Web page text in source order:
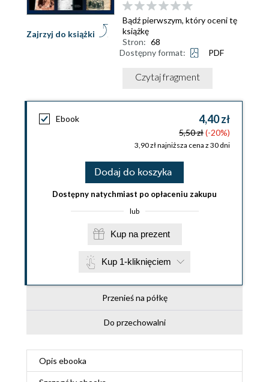
Zajrzyj do książki
Bądź pierwszym, który oceni tę
książkę
Stron: 68
Dostępny format:
PDF
Czytaj fragment
Ebook 4,40 zł
5,50 zł(-20%)
3,90 zł najniższa cena z 30 dni
Dodaj do koszyka
Dostępny natychmiast po opłaceniu zakupu
lub
Kup na prezent
Kup 1-kliknięciem
Przenieś na półkę
Do przechowalni
Opis ebooka